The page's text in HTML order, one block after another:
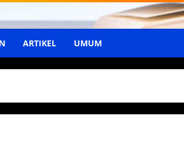
ARTIKEL UMUM